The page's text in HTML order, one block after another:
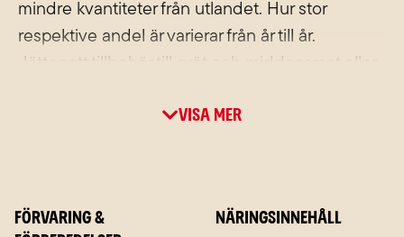
mindre kvantiteter från utlandet. Hur stor
respektive andel är varierar från år till år.
Jättegott tillbehör till gröt och middagsmat eller
med omtanke och tradition i hjärtat av Skåne.
Visa mer
FÖRVARING &
NÄRINGSINNEHÅLL